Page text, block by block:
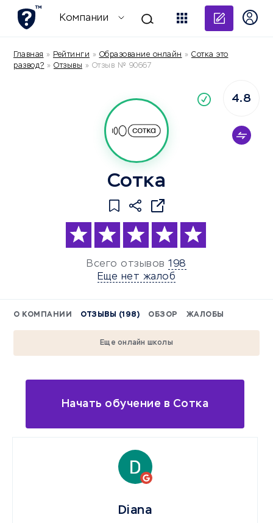
Компании
Главная » Рейтинги » Образование онлайн » Сотка это
развод? » Отзывы » Отзыв № 90667
Сотка
Всего отзывов 198
Еще нет жалоб
4.8
О КОМПАНИИ ОТЗЫВЫ (198) ОБЗОР ЖАЛОБЫ
Еще онлайн школы
Начать обучение в Сотка
Diana